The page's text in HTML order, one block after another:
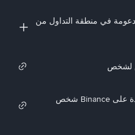
في منطقة التداول من
لشخص
كيف تضيف طرق دفع جديدة على Binance شخص